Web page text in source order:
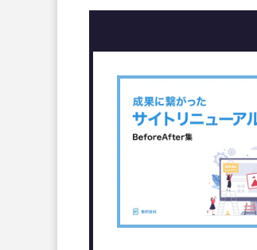
＜４＞実績報告
＜５＞確定検
＜７＞補助金
小規模事業者
IT導入補助金を
IT導入補助金
IT導入補助金
＜１＞「IT導